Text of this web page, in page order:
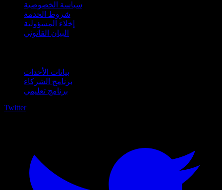
سياسة الخصوصية
شروط الخدمة
إخلاء المسؤولية
البيان القانوني
بيانات الأحداث
برنامج الشركاء
برنامج تعليمي
Twitter